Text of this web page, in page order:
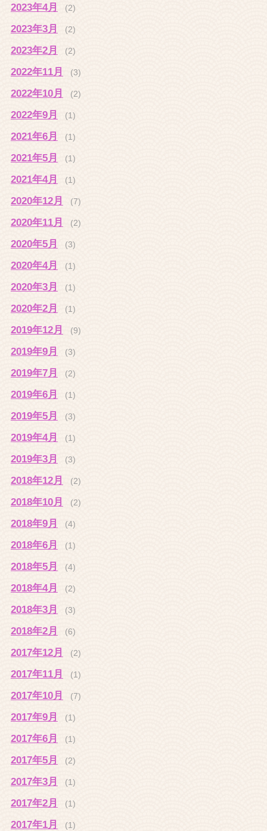
2023年4月 (2)
2023年3月 (2)
2023年2月 (2)
2022年11月 (3)
2022年10月 (2)
2022年9月 (1)
2021年6月 (1)
2021年5月 (1)
2021年4月 (1)
2020年12月 (7)
2020年11月 (2)
2020年5月 (3)
2020年4月 (1)
2020年3月 (1)
2020年2月 (1)
2019年12月 (9)
2019年9月 (3)
2019年7月 (2)
2019年6月 (1)
2019年5月 (3)
2019年4月 (1)
2019年3月 (3)
2018年12月 (2)
2018年10月 (2)
2018年9月 (4)
2018年6月 (1)
2018年5月 (4)
2018年4月 (2)
2018年3月 (3)
2018年2月 (6)
2017年12月 (2)
2017年11月 (1)
2017年10月 (7)
2017年9月 (1)
2017年6月 (1)
2017年5月 (2)
2017年3月 (1)
2017年2月 (1)
2017年1月 (1)